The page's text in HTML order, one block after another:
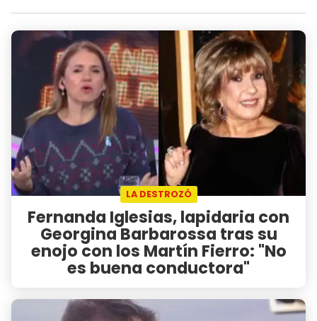
LA DESTROZÓ
Fernanda Iglesias, lapidaria con
Georgina Barbarossa tras su
enojo con los Martín Fierro: "No
es buena conductora"